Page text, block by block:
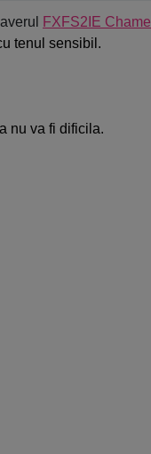
FXFS2IE
tenul sensibil.
nu va fi dificila.